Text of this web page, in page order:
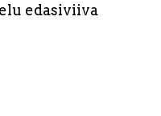
edasiviiva